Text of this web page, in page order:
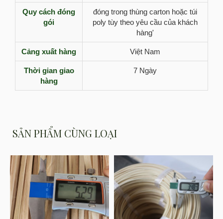
Quy cách đóng
gói
đóng trong thùng carton hoặc túi
poly tùy theo yêu cầu của khách
hàng'
Cảng xuất hàng Việt Nam
Thời gian giao
hàng
7 Ngày
SẢN PHẨM CÙNG LOẠI